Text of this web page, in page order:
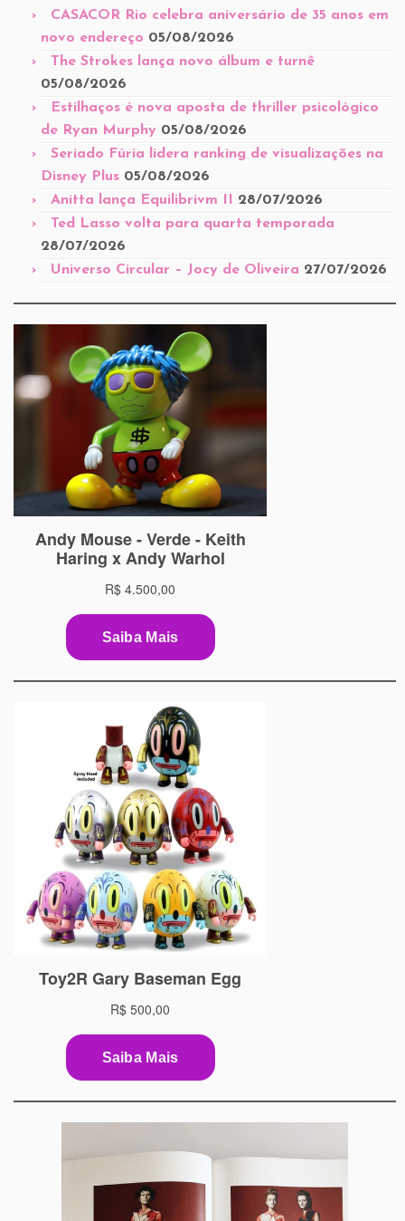
CASACOR Rio celebra aniversário de 35 anos em
novo endereço 05/08/2026
The Strokes lança novo álbum e turnê
05/08/2026
Estilhaços é nova aposta de thriller psicológico
de Ryan Murphy 05/08/2026
Seriado Fúria lidera ranking de visualizações na
Disney Plus 05/08/2026
Anitta lança Equilibrivm II
28/07/2026
Ted Lasso volta para quarta temporada
28/07/2026
Universo Circular – Jocy de Oliveira 27/07/2026